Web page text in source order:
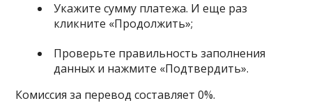
Укажите сумму платежа. И еще раз
кликните «Продолжить»;
Проверьте правильность заполнения
данных и нажмите «Подтвердить».
Комиссия за перевод составляет 0%.